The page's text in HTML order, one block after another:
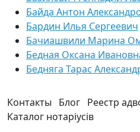
Байда Антон
Бардин Илья Сергеевич
Бачиашвили Марина
Бедная Оксана
Бедняга Тарас
Контакты Блог Реестр
Каталог нотаріусів